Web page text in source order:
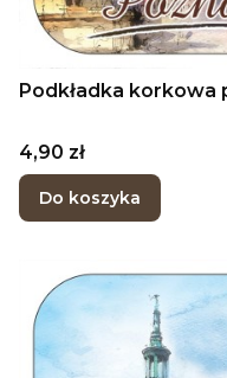
Podkładka korkowa
Cena
4,90 zł
Do koszyka